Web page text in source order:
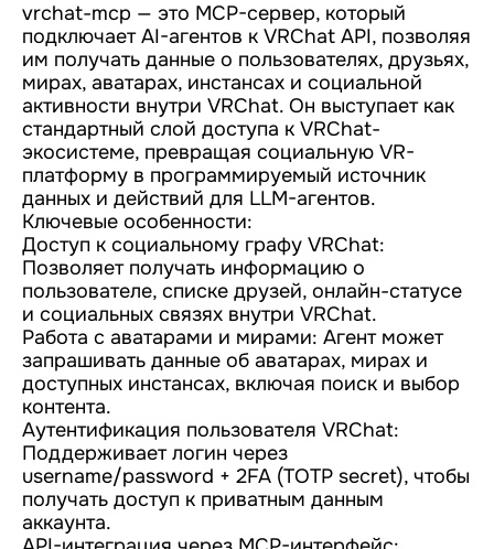
vrchat-mcp — это MCP-сервер, который
подключает AI-агентов к VRChat API, позволяя
им получать данные о пользователях, друзьях,
мирах, аватарах, инстансах и социальной
активности внутри VRChat. Он выступает как
стандартный слой доступа к VRChat-
экосистеме, превращая социальную VR-
платформу в программируемый источник
данных и действий для LLM-агентов.
Ключевые особенности:
Доступ к социальному графу VRChat:
Позволяет получать информацию о
пользователе, списке друзей, онлайн-статусе
и социальных связях внутри VRChat.
Работа с аватарами и мирами: Агент может
запрашивать данные об аватарах, мирах и
доступных инстансах, включая поиск и выбор
контента.
Аутентификация пользователя VRChat:
Поддерживает логин через
username/password + 2FA (TOTP secret), чтобы
получать доступ к приватным данным
аккаунта.